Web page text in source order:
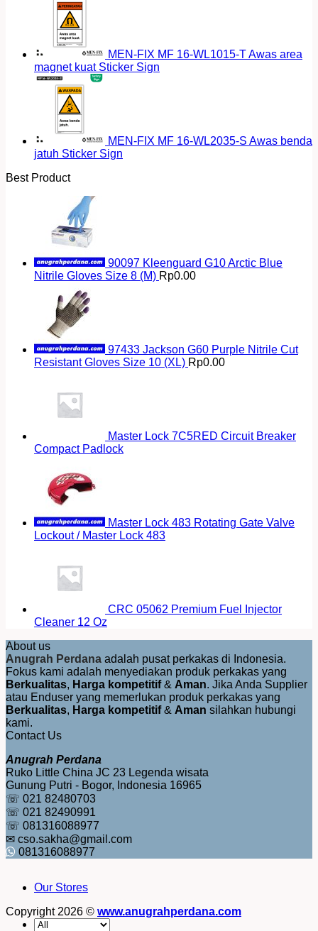
MEN-FIX MF 16-WL1015-T Awas area
magnet kuat Sticker Sign
MEN-FIX MF 16-WL2035-S Awas benda
jatuh Sticker Sign
Best Product
90097 Kleenguard G10 Arctic Blue
Nitrile Gloves Size 8 (M) Rp0.00
97433 Jackson G60 Purple Nitrile Cut
Resistant Gloves Size 10 (XL) Rp0.00
Master Lock 7C5RED Circuit Breaker
Compact Padlock
Master Lock 483 Rotating Gate Valve
Lockout / Master Lock 483
CRC 05062 Premium Fuel Injector
Cleaner 12 Oz
About us
Anugrah Perdana adalah pusat perkakas di Indonesia.
Fokus kami adalah menyediakan produk perkakas yang
Berkualitas, Harga kompetitif& Aman. Jika Anda Supplier
atau Enduser yang memerlukan produk perkakas yang
Berkualitas, Harga kompetitif& Aman silahkan hubungi
kami.
Contact Us
Anugrah Perdana
Ruko Little China JC 23 Legenda wisata
Gunung Putri - Bogor, Indonesia 16965
☏ 021 82480703
☏ 021 82490991
☏ 081316088977
✉ cso.sakha@gmail.com
081316088977
Our Stores
Copyright 2026 © www.anugrahperdana.com